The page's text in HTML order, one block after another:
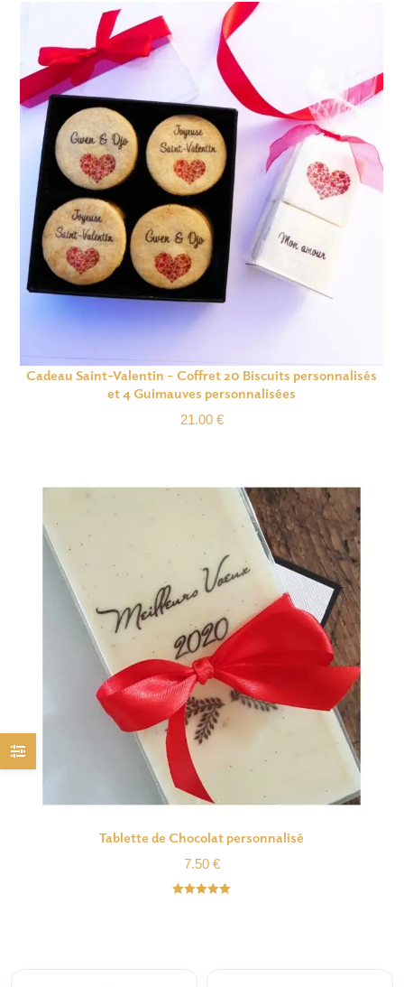
Cadeau Saint-Valentin – Coffret 20 Biscuits personnalisés
et 4 Guimauves personnalisées
21.00 €
Tablette de Chocolat personnalisé
7.50 €